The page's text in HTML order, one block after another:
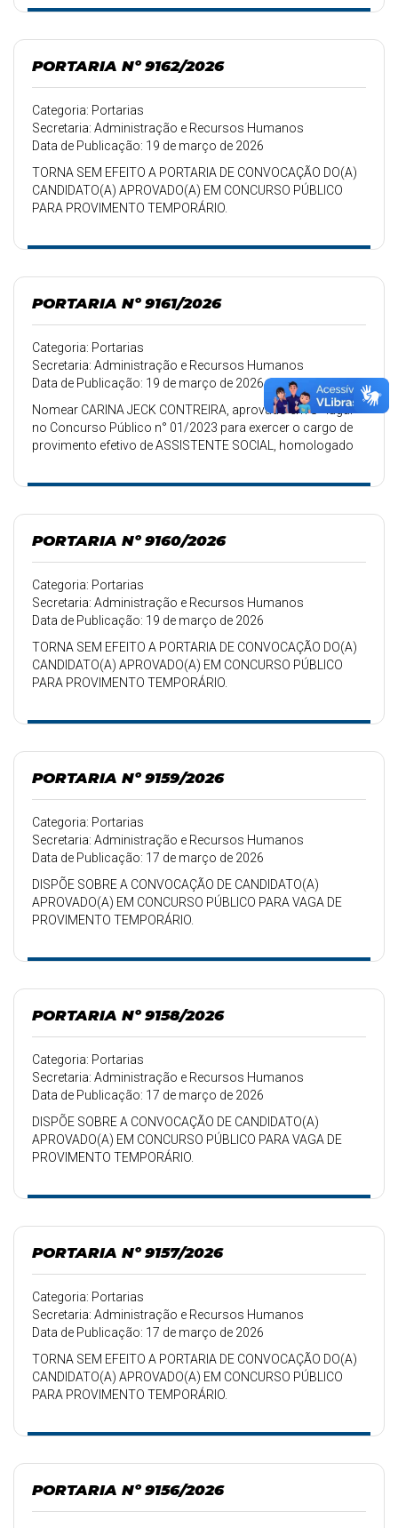
PORTARIA Nº 9162/2026
Categoria: Portarias
Secretaria: Administração e Recursos Humanos
Data de Publicação: 19 de março de 2026
TORNA SEM EFEITO A PORTARIA DE CONVOCAÇÃO DO(A)
CANDIDATO(A) APROVADO(A) EM CONCURSO PÚBLICO
PARA PROVIMENTO TEMPORÁRIO.
PORTARIA Nº 9161/2026
Categoria: Portarias
Secretaria: Administração e Recursos Humanos
Data de Publicação: 19 de março de 2026
Nomear CARINA JECK CONTREIRA, aprovado em 8º lugar
no Concurso Público n° 01/2023 para exercer o cargo de
provimento efetivo de ASSISTENTE SOCIAL, homologado
PORTARIA Nº 9160/2026
Categoria: Portarias
Secretaria: Administração e Recursos Humanos
Data de Publicação: 19 de março de 2026
TORNA SEM EFEITO A PORTARIA DE CONVOCAÇÃO DO(A)
CANDIDATO(A) APROVADO(A) EM CONCURSO PÚBLICO
PARA PROVIMENTO TEMPORÁRIO.
PORTARIA Nº 9159/2026
Categoria: Portarias
Secretaria: Administração e Recursos Humanos
Data de Publicação: 17 de março de 2026
DISPÕE SOBRE A CONVOCAÇÃO DE CANDIDATO(A)
APROVADO(A) EM CONCURSO PÚBLICO PARA VAGA DE
PROVIMENTO TEMPORÁRIO.
PORTARIA Nº 9158/2026
Categoria: Portarias
Secretaria: Administração e Recursos Humanos
Data de Publicação: 17 de março de 2026
DISPÕE SOBRE A CONVOCAÇÃO DE CANDIDATO(A)
APROVADO(A) EM CONCURSO PÚBLICO PARA VAGA DE
PROVIMENTO TEMPORÁRIO.
PORTARIA Nº 9157/2026
Categoria: Portarias
Secretaria: Administração e Recursos Humanos
Data de Publicação: 17 de março de 2026
TORNA SEM EFEITO A PORTARIA DE CONVOCAÇÃO DO(A)
CANDIDATO(A) APROVADO(A) EM CONCURSO PÚBLICO
PARA PROVIMENTO TEMPORÁRIO.
PORTARIA Nº 9156/2026